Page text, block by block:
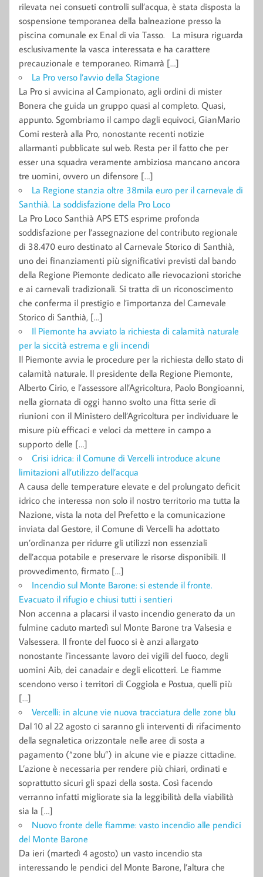
rilevata nei consueti controlli sull’acqua, è stata disposta la
sospensione temporanea della balneazione presso la
piscina comunale ex Enal di via Tasso. La misura riguarda
esclusivamente la vasca interessata e ha carattere
precauzionale e temporaneo. Rimarrà […]
La Pro verso l’avvio della Stagione
La Pro si avvicina al Campionato, agli ordini di mister
Bonera che guida un gruppo quasi al completo. Quasi,
appunto. Sgombriamo il campo dagli equivoci, GianMario
Comi resterà alla Pro, nonostante recenti notizie
allarmanti pubblicate sul web. Resta per il fatto che per
esser una squadra veramente ambiziosa mancano ancora
tre uomini, ovvero un difensore […]
La Regione stanzia oltre 38mila euro per il carnevale di
Santhià. La soddisfazione della Pro Loco
La Pro Loco Santhià APS ETS esprime profonda
soddisfazione per l’assegnazione del contributo regionale
di 38.470 euro destinato al Carnevale Storico di Santhià,
uno dei finanziamenti più significativi previsti dal bando
della Regione Piemonte dedicato alle rievocazioni storiche
e ai carnevali tradizionali. Si tratta di un riconoscimento
che conferma il prestigio e l’importanza del Carnevale
Storico di Santhià, […]
Il Piemonte ha avviato la richiesta di calamità naturale
per la siccità estrema e gli incendi
Il Piemonte avvia le procedure per la richiesta dello stato di
calamità naturale. Il presidente della Regione Piemonte,
Alberto Cirio, e l’assessore all’Agricoltura, Paolo Bongioanni,
nella giornata di oggi hanno svolto una fitta serie di
riunioni con il Ministero dell’Agricoltura per individuare le
misure più efficaci e veloci da mettere in campo a
supporto delle […]
Crisi idrica: il Comune di Vercelli introduce alcune
limitazioni all’utilizzo dell’acqua
A causa delle temperature elevate e del prolungato deficit
idrico che interessa non solo il nostro territorio ma tutta la
Nazione, vista la nota del Prefetto e la comunicazione
inviata dal Gestore, il Comune di Vercelli ha adottato
un’ordinanza per ridurre gli utilizzi non essenziali
dell’acqua potabile e preservare le risorse disponibili. Il
provvedimento, firmato […]
Incendio sul Monte Barone: si estende il fronte.
Evacuato il rifugio e chiusi tutti i sentieri
Non accenna a placarsi il vasto incendio generato da un
fulmine caduto martedì sul Monte Barone tra Valsesia e
Valsessera. Il fronte del fuoco si è anzi allargato
nonostante l’incessante lavoro dei vigili del fuoco, degli
uomini Aib, dei canadair e degli elicotteri. Le fiamme
scendono verso i territori di Coggiola e Postua, quelli più
[…]
Vercelli: in alcune vie nuova tracciatura delle zone blu
Dal 10 al 22 agosto ci saranno gli interventi di rifacimento
della segnaletica orizzontale nelle aree di sosta a
pagamento (“zone blu”) in alcune vie e piazze cittadine.
L’azione è necessaria per rendere più chiari, ordinati e
soprattutto sicuri gli spazi della sosta. Così facendo
verranno infatti migliorate sia la leggibilità della viabilità
sia la […]
Nuovo fronte delle fiamme: vasto incendio alle pendici
del Monte Barone
Da ieri (martedì 4 agosto) un vasto incendio sta
interessando le pendici del Monte Barone, l’altura che